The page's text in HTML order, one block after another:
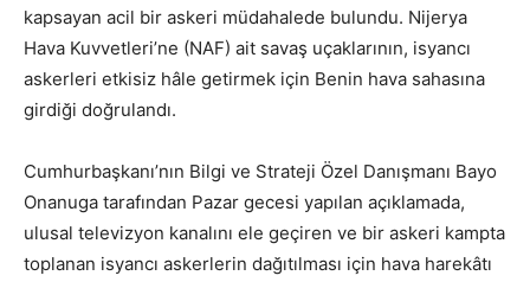
kapsayan acil bir askeri müdahalede bulundu. Nijerya
Hava Kuvvetleri’ne (NAF) ait savaş uçaklarının, isyancı
askerleri etkisiz hâle getirmek için Benin hava sahasına
girdiği doğrulandı.
Cumhurbaşkanı’nın Bilgi ve Strateji Özel Danışmanı Bayo
Onanuga tarafından Pazar gecesi yapılan açıklamada,
ulusal televizyon kanalını ele geçiren ve bir askeri kampta
toplanan isyancı askerlerin dağıtılması için hava harekâtı